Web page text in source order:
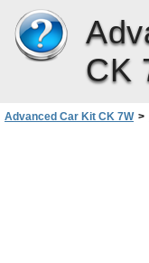
CK
Advanced Car Kit CK 7W >